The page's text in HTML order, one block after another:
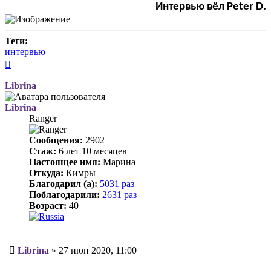
Интервью вёл Peter D.
Теги:
интервью
началу
Librina
Librina
Ranger
Сообщения: 2902
Стаж: 6 лет 10 месяцев
Настоящее имя: Марина
Откуда: Кимры
Благодарил (а): 5031 раз
Поблагодарили: 2631 раз
Возраст: 40
Сообщение
Librina » 27 июн 2020, 11:00